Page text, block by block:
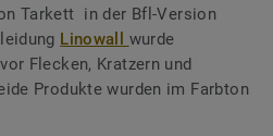
Tarkett in der Bfl-Version
Linowall wurde
Flecken, Kratzern und
Produkte wurden im Farbton